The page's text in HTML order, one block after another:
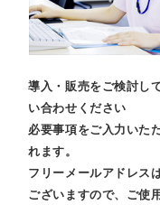
導入・販売をご検討し
い合わせください
必要事項をご入力いた
れます。
フリーメールアドレス
ございますので、ご使